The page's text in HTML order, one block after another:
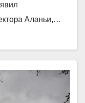
Аланьи,…